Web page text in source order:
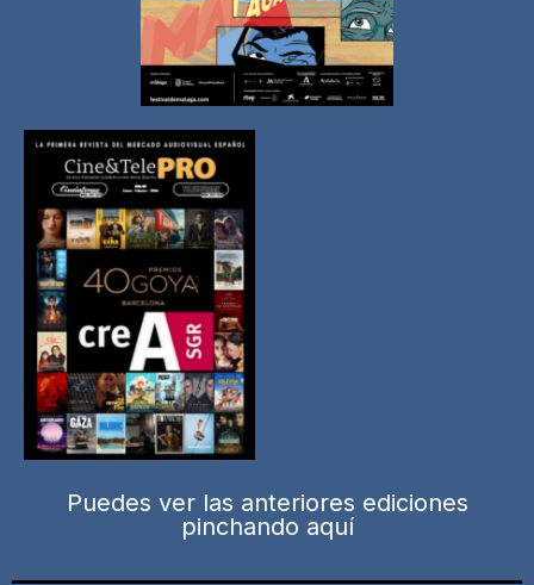
Puedes ver las anteriores ediciones
pinchando aquí